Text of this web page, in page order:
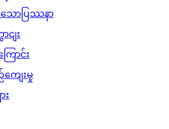
သောပြဿနာ
ငျး
ောင်း
ျေးမှု
း